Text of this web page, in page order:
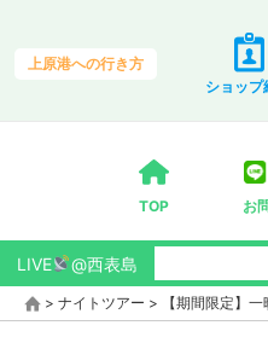
上原港への行き方
ショップ
TOP お
LIVE @西表島
> ナイトツアー > 【期間限定】